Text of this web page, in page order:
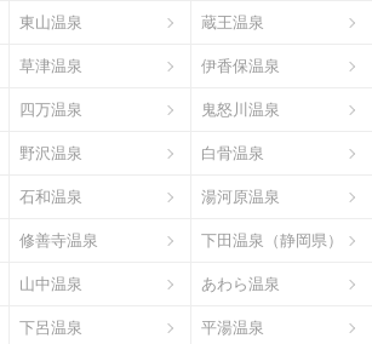
東山温泉 蔵王温泉
草津温泉 伊香保温泉
四万温泉 鬼怒川温泉
野沢温泉 白骨温泉
石和温泉 湯河原温泉
修善寺温泉 下田温泉（静岡県）
山中温泉 あわら温泉
下呂温泉 平湯温泉